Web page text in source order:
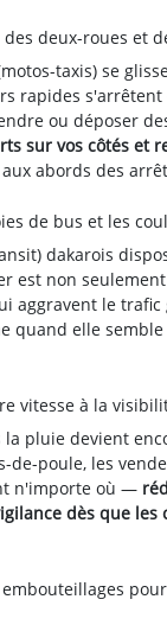
des deux-roues et
taxis) se
rapides
ou déposer
sur vos côtés et
abords des
de bus et les
dakarois
est non
aggravent le trafic
quand elle
vitesse à la
la pluie devient
de-poule, les
n'importe où —
dès que les
embouteillages